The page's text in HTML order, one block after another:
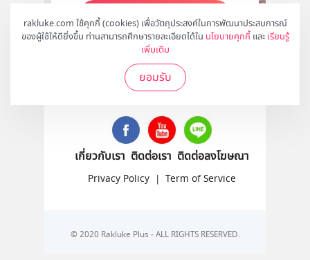
rakluke.com ใช้คุกกี้ (cookies) เพื่อวัตถุประสงค์ในการพัฒนาประสบการณ์
ของผู้ใช้ให้ดียิ่งขึ้น ท่านสามารถศึกษารายละเอียดได้ใน นโยบายคุกกี้ และ เรียนรู้
เพิ่มเติม
ยอมรับ
สมัคร
ติดตามเราได้ที่
เกี่ยวกับเรา ติดต่อเรา ติดต่อลงโฆษณา
Privacy Policy | Term of Service
© 2020 Rakluke Plus - ALL RIGHTS RESERVED.